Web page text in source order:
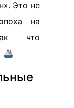
Это не
на
что
🚢